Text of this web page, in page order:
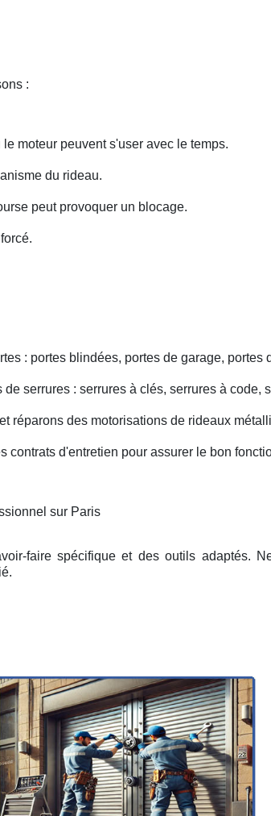
:
moteur peuvent s'user avec le temps.
du rideau.
peut provoquer un blocage.
: portes blindées, portes de garage, portes
serrures : serrures à clés, serrures à code,
réparons des motorisations de rideaux
contrats d'entretien pour assurer le bon
sur Paris
faire spécifique et des outils adaptés.